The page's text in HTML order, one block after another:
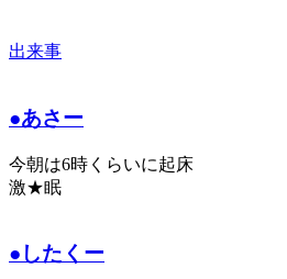
出来事
●あさー
今朝は6時くらいに起床
激★眠
●したくー